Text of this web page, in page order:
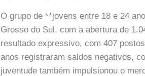
O grupo de **jovens entre 18 e 24
Grosso do Sul, com a abertura de
resultado expressivo, com 407
anos registraram saldos negativos,
juventude também impulsionou o